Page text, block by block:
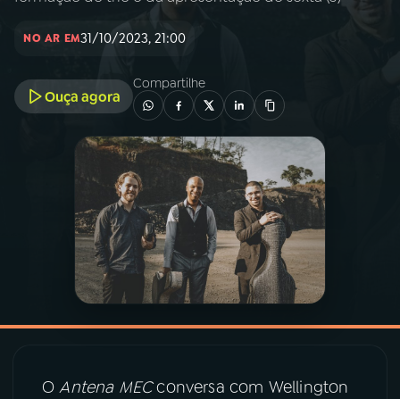
INÍCIO
A RÁDIO
PROGRAMAÇÃO
PROGRAMAS
PODCASTS
06VIDEOCASTS
07 ÚLTIMAS
NO AR EM31/10/2023, 21:00
Ouça agora
Compartilhe
OAntena MECconversa com Wellington